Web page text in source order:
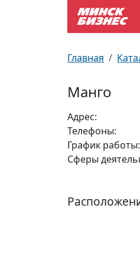
Главная
Манго
Адрес:
Телефоны:
График работы:
Сферы
Улицы Минска
Производственный
Документы для ЗАГСа
Пробки на дорогах